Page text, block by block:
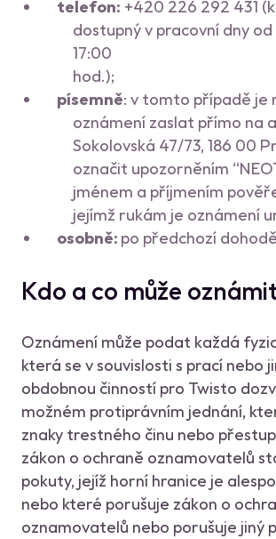
telefon: +420 226 292 431
dostupný v pracovní dny
17:00
hod.);
písemně: v tomto případě je
oznámení zaslat přímo na
Sokolovská 47/73, 186 00
označit upozorněním
jménem a příjmením
jejímž rukám je oznámení
osobně: po předchozí
Kdo a co může
Oznámení může podat každá
která se v souvislosti s prací nebo
obdobnou činností pro Twisto
možném protiprávním jednání,
znaky trestného činu nebo
zákon o ochraně oznamovatelů
pokuty, jejíž horní hranice je
nebo které porušuje zákon o
oznamovatelů nebo porušuje jiný